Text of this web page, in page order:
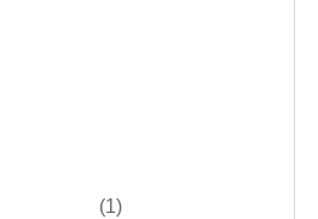
(1)